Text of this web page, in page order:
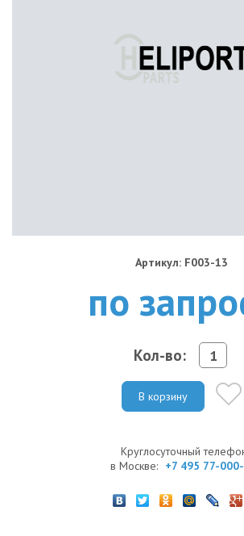
Артикул: F003-13
по
Кол-во:
В корзину
Круглосуточный
в Москве: +7 495 77-